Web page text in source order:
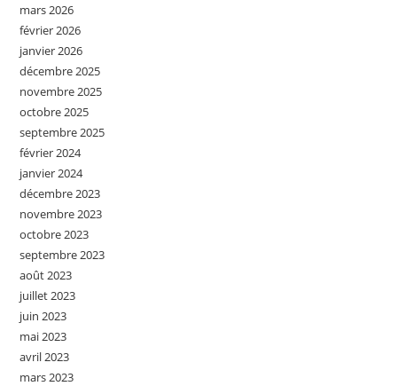
mars 2026
février 2026
janvier 2026
décembre 2025
novembre 2025
octobre 2025
septembre 2025
février 2024
janvier 2024
décembre 2023
novembre 2023
octobre 2023
septembre 2023
août 2023
juillet 2023
juin 2023
mai 2023
avril 2023
mars 2023